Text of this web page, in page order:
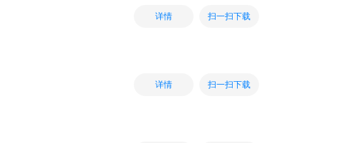
详情 扫一扫下载
详情 扫一扫下载